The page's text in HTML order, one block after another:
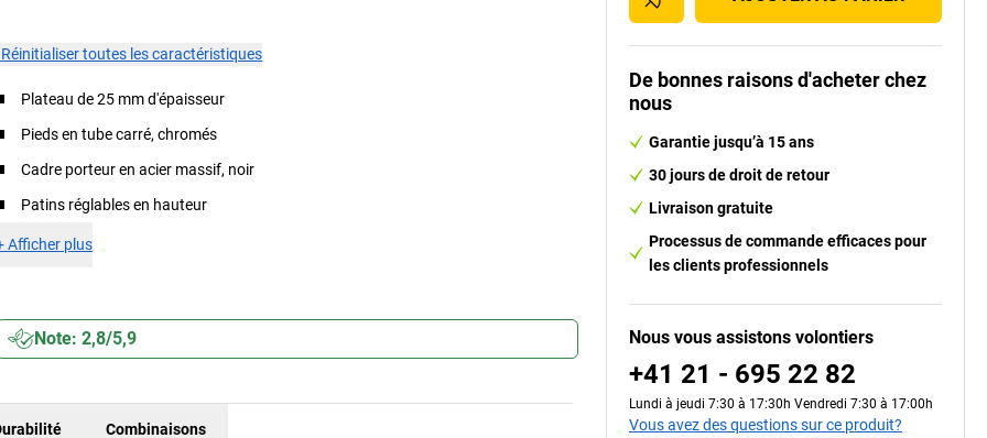
Réinitialiser toutes les caractéristiques
Plateau de 25 mm d'épaisseur
Pieds en tube carré, chromés
Cadre porteur en acier massif, noir
Patins réglables en hauteur
Afficher plus
Note: 2,8/5,9
Combinaisons
De bonnes raisons d'acheter chez
nous
Garantie jusqu’à 15 ans
30 jours de droit de retour
Livraison gratuite
Processus de commande efficaces pour
les clients professionnels
Nous vous assistons volontiers
+41 21 - 695 22 82
Lundi à jeudi 7:30 à 17:30h Vendredi 7:30 à 17:00h
Vous avez des questions sur ce produit?